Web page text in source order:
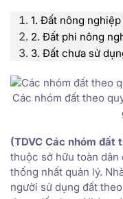
1. Đất nông nghiệp
2. Đất phi nông
3. Đất chưa sử
Các nhóm đất theo
(TDVC Các nhóm đất
thuộc sở hữu toàn dân
thống nhất quản lý.
người sử dụng đất